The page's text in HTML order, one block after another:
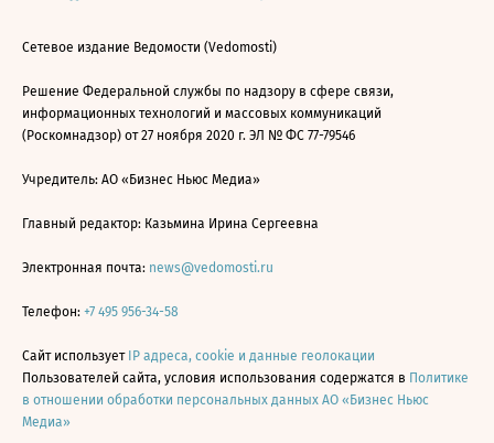
Сетевое издание Ведомости (Vedomosti)
Решение Федеральной службы по надзору в сфере связи,
информационных технологий и массовых коммуникаций
(Роскомнадзор) от 27 ноября 2020 г. ЭЛ № ФС 77-79546
Учредитель: АО «Бизнес Ньюс Медиа»
Главный редактор: Казьмина Ирина Сергеевна
Электронная почта: news@vedomosti.ru
Телефон: +7 495 956-34-58
Сайт использует IP адреса, cookie и данные геолокации
Пользователей сайта, условия использования содержатся в Политике
в отношении обработки персональных данных АО «Бизнес Ньюс
Медиа»